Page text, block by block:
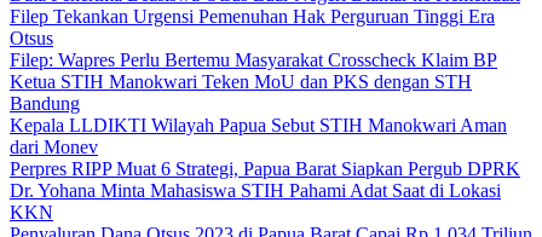
Filep Tekankan Urgensi Pemenuhan Hak Perguruan Tinggi Era
Otsus
Filep: Wapres Perlu Bertemu Masyarakat Crosscheck Klaim BP
Ketua STIH Manokwari Teken MoU dan PKS dengan STH
Bandung
Kepala LLDIKTI Wilayah Papua Sebut STIH Manokwari Aman
dari Monev
Perpres RIPP Muat 6 Strategi, Papua Barat Siapkan Pergub DPRK
Dr. Yohana Minta Mahasiswa STIH Pahami Adat Saat di Lokasi
KKN